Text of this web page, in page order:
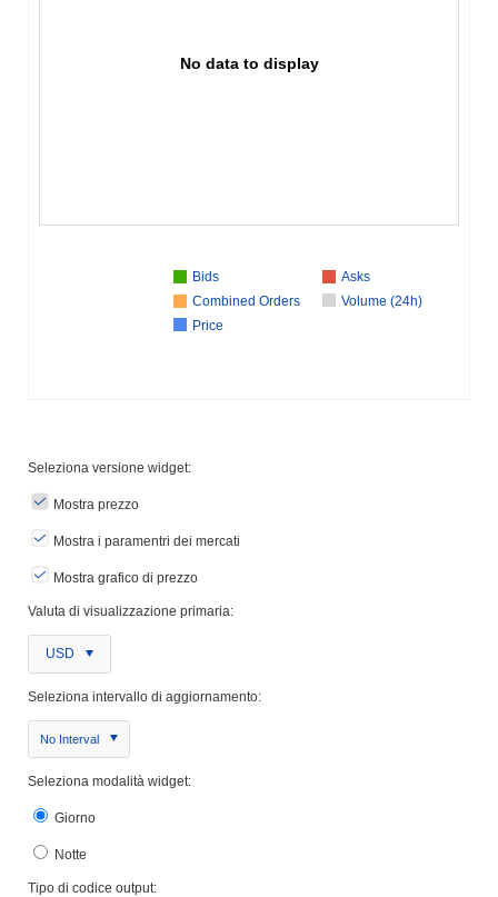
No data to display
Bids
Asks
Combined Orders
Volume (24h)
Price
Seleziona versione widget:
Mostra prezzo
Mostra i paramentri dei mercati
Mostra grafico di prezzo
Valuta di visualizzazione primaria:
USD
Seleziona intervallo di aggiornamento:
No Interval
Seleziona modalità widget:
Giorno
Notte
Tipo di codice output: